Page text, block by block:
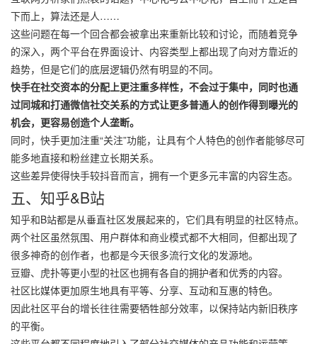
下而上，算法还是人……
这些问题在每一个回合都会被拿出来重新比较和讨论，而随着竞争
的深入，两个平台在界面设计、内容类型上都出现了向对方靠近的
趋势，但是它们的底层逻辑仍然有明显的不同。
快手在社交资本的分配上更注重多样性，不会过于集中，同时也通
过同城和打通微信社交关系的方式让更多普通人的创作得到曝光的
机会，更容易创造个人垄断。
同时，快手更加注重“关注”功能，让具有个人特色的创作者能够尽可
能多地直接和粉丝建立长期关系。
这些差异使得快手较抖音而言，拥有一个更多元丰富的内容生态。
五、知乎&B站
知乎和B站都是从垂直社区发展起来的，它们具有明显的社区特点。
两个社区虽然氛围、用户群体和商业模式都不大相同，但都出现了
很多神奇的创作者，也都是今天很多流行文化的发源地。
豆瓣、虎扑等更小型的社区也拥有各自的拥护者和优秀的内容。
社区比媒体更加原生地具有平等、分享、互动和互惠的特色。
因此社区平台的增长往往需要牺牲部分效率，以保持站内新旧秩序
的平衡。